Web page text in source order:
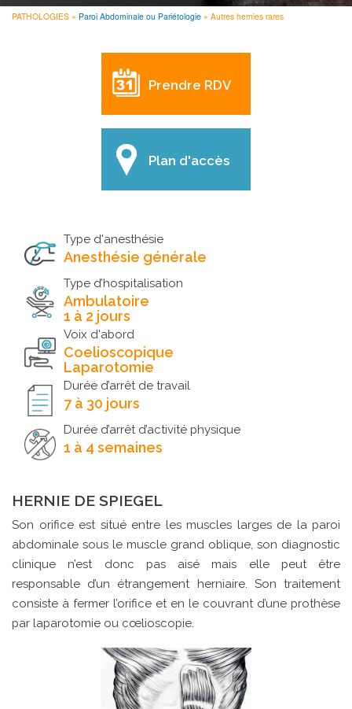
PATHOLOGIES Paroi Abdominale ou Pariétologie Autres hernies rares
Prendre RDV
Plan d'accès
Type d'anesthésie
Anesthésie générale
Type d’hospitalisation
Ambulatoire
1 à 2 jours
Voix d'abord
Coelioscopique
Laparotomie
Durée d’arrêt de travail
7 à 30 jours
Durée d’arrêt d’activité physique
1 à 4 semaines
HERNIE DE SPIEGEL
Son orifice est situé entre les muscles larges de la paroi
abdominale sous le muscle grand oblique, son diagnostic
clinique n’est donc pas aisé mais elle peut être
responsable d’un étrangement herniaire. Son traitement
consiste à fermer l’orifice et en le couvrant d’une prothèse
par laparotomie ou cœlioscopie.